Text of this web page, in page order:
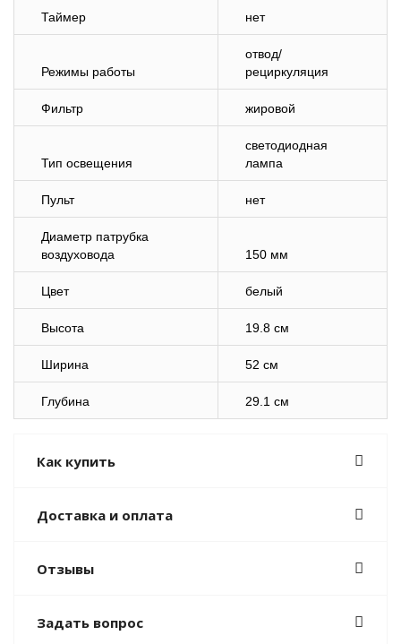
Таймер нет
Режимы работы
отвод/
рециркуляция
Фильтр жировой
Тип освещения
светодиодная
лампа
Пульт нет
Диаметр патрубка
воздуховода
150 мм
Цвет белый
Высота 19.8 см
Ширина 52 см
Глубина 29.1 см
Как купить
Доставка и оплата
Отзывы
Задать вопрос